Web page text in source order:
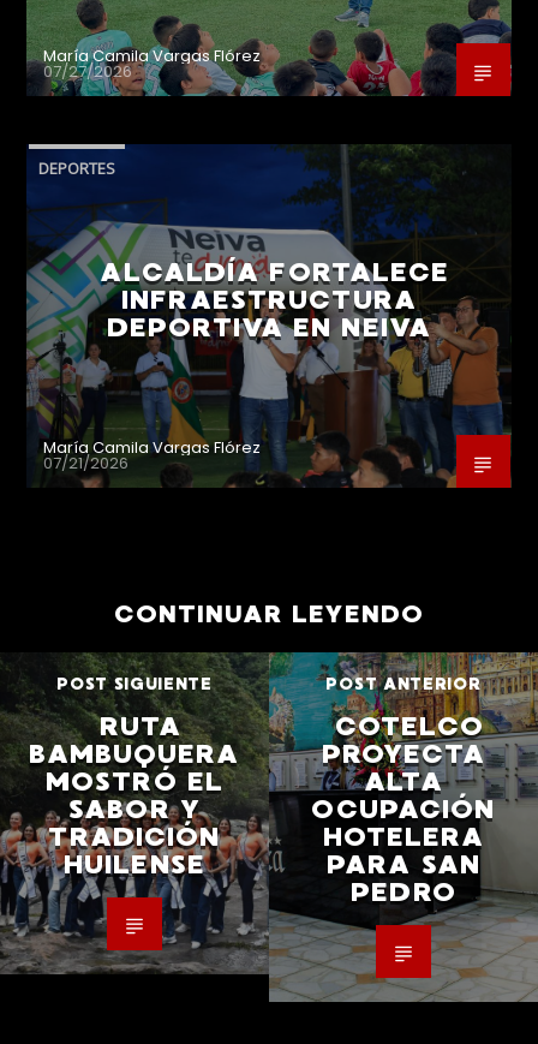
María Camila Vargas Flórez
07/27/2026
DEPORTES
ALCALDÍA FORTALECE
INFRAESTRUCTURA
DEPORTIVA EN NEIVA
María Camila Vargas Flórez
07/21/2026
CONTINUAR LEYENDO
POST SIGUIENTE
RUTA
BAMBUQUERA
MOSTRÓ EL
SABOR Y
TRADICIÓN
HUILENSE
POST ANTERIOR
COTELCO
PROYECTA
ALTA
OCUPACIÓN
HOTELERA
PARA SAN
PEDRO